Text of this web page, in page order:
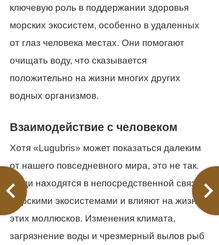
ключевую роль в поддержании здоровья
морских экосистем, особенно в удаленных
от глаз человека местах. Они помогают
очищать воду, что сказывается
положительно на жизни многих других
водных организмов.
Взаимодействие с человеком
Хотя «Lugubris» может показаться далеким
от нашего повседневного мира, это не так.
Люди находятся в непосредственной связи с
морскими экосистемами и влияют на жизнь
этих моллюсков. Изменения климата,
загрязнение воды и чрезмерный вылов рыб